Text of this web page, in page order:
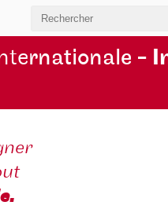
rnationale -